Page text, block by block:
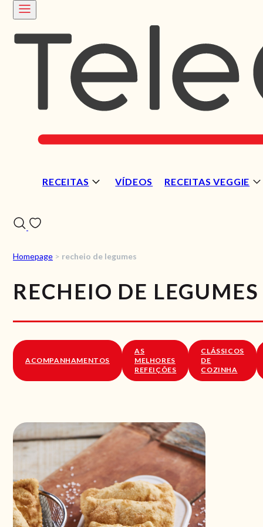
RECEITAS VÍDEOS RECEITAS VEGGIE
Homepage > recheio de legumes
RECHEIO DE LEGUMES
ACOMPANHAMENTOS
AS
MELHORES
REFEIÇÕES
CLÁSSICOS
DE
COZINHA